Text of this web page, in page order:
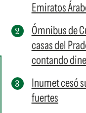
Emiratos
Ómnibus de
casas del
contando
Inumet cesó
fuertes